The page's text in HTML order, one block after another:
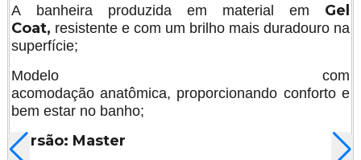
A banheira produzida em material em Gel
Coat, resistente e com um brilho mais duradouro na
superfície;
Modelo com
acomodação anatômica, proporcionando conforto e
bem estar no banho;
Versão: Master